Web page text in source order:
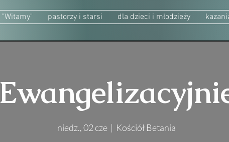
"Witamy" pastorzy i starsi dla dzieci i młodzieży
niedz., 02 cze
  |
Kościół Betania